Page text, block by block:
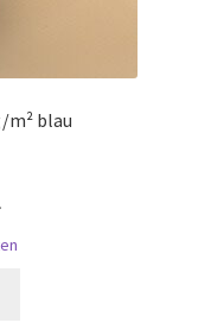
m² blau